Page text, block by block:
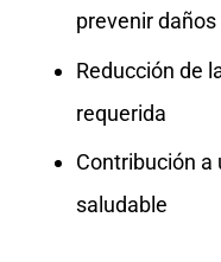
prevenir daños
Reducción de
requerida
Contribución a
saludable